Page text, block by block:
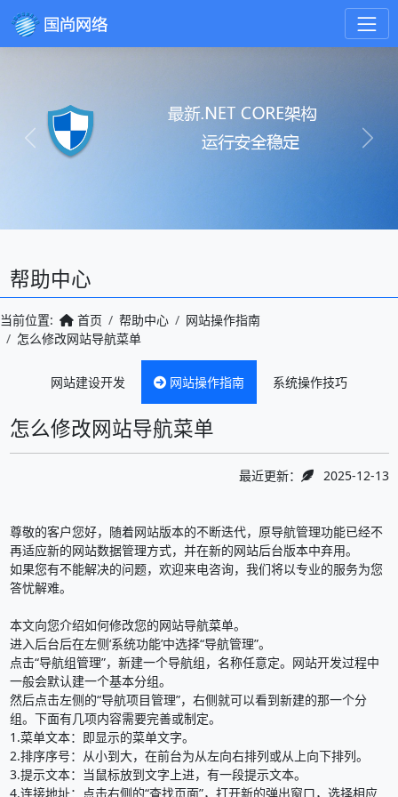
Previous Next
帮助中心
当前位置: 首页 帮助中心
网站操作指南
怎么修改网站导航菜单
网站建设开发 网站操作指南 系统操作技巧
怎么修改网站导航菜单
最近更新： 2025-12-13
尊敬的客户您好，随着网站版本的不断迭代，原导航管理功能已经不
再适应新的网站数据管理方式，并在新的网站后台版本中弃用。
如果您有不能解决的问题，欢迎来电咨询，我们将以专业的服务为您
答忧解难。
本文向您介绍如何修改您的网站导航菜单。
进入后台后在左侧‘系统功能’中选择“导航管理”。
点击“导航组管理”，新建一个导航组，名称任意定。网站开发过程中
一般会默认建一个基本分组。
然后点击左侧的“导航项目管理”，右侧就可以看到新建的那一个分
组。下面有几项内容需要完善或制定。
1.菜单文本：即显示的菜单文字。
2.排序序号：从小到大，在前台为从左向右排列或从上向下排列。
3.提示文本：当鼠标放到文字上进，有一段提示文本。
4.连接地址：点击右侧的“查找页面”，打开新的弹出窗口，选择相应